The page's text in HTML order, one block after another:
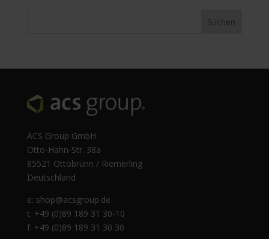
ACS Group GmbH
Otto-Hahn-Str. 38a
85521 Ottobrunn / Riemerling
Deutschland
e: shop@acsgroup.de
t: +49 (0)89 189 31 30-10
f: +49 (0)89 189 31 30 30